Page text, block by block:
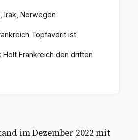
Irak, Norwegen
Topfavorit ist
Holt Frankreich den dritten
im Dezember 2022 mit